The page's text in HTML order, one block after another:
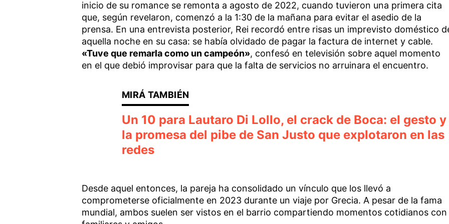
inicio de su romance se remonta a agosto de 2022, cuando tuvieron una primera cita
que, según revelaron, comenzó a la 1:30 de la mañana para evitar el asedio de la
prensa. En una entrevista posterior, Rei recordó entre risas un imprevisto doméstico
aquella noche en su casa: se había olvidado de pagar la factura de internet y cable.
«Tuve que remarla como un campeón», confesó en televisión sobre aquel momento
en el que debió improvisar para que la falta de servicios no arruinara el encuentro.
Un 10 para Lautaro Di Lollo, el crack de Boca: el gesto y
la promesa del pibe de San Justo que explotaron en las
redes
Desde aquel entonces, la pareja ha consolidado un vínculo que los llevó a
comprometerse oficialmente en 2023 durante un viaje por Grecia. A pesar de la fama
mundial, ambos suelen ser vistos en el barrio compartiendo momentos cotidianos con